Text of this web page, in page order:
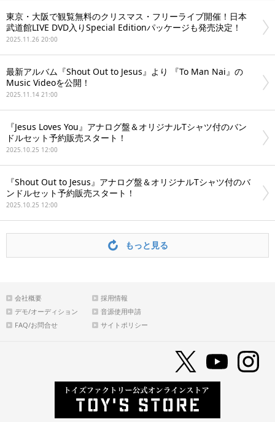
東京・大阪で観覧無料のクリスマス・フリーライブ開催！日本
武道館LIVE DVD入りSpecial Editionパッケージも発売決定！
2025.11.26 20:00
最新アルバム『Shout Out to Jesus』より 『To Man Nai』の
Music Videoを公開！
2025.11.14 21:00
『Jesus Loves You』アナログ盤＆オリジナルTシャツ付のバン
ドルセット予約販売スタート！
2025.10.25 12:00
『Shout Out to Jesus』アナログ盤＆オリジナルTシャツ付のバ
ンドルセット予約販売スタート！
2025.10.25 12:00
もっと見る
会社概要
採用情報
デモ/オーディション
音源使用申請
FAQ/お問合せ
サイトポリシー